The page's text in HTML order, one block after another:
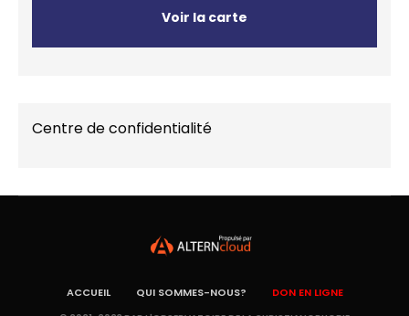
Voir la carte
Centre de confidentialité
ACCUEIL QUI SOMMES-NOUS? DON EN LIGNE